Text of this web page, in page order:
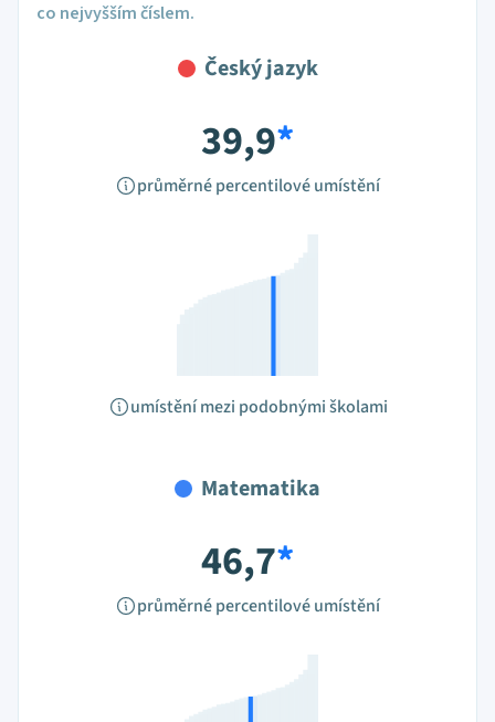
co nejvyšším číslem.
Český jazyk
39,9*
průměrné percentilové umístění
umístění mezi podobnými školami
Matematika
46,7*
průměrné percentilové umístění